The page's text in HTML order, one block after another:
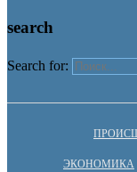
search
Search for:
ЭКОНОМИКА